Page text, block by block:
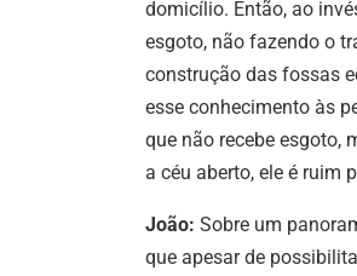
domicílio. Então, ao
esgoto, não fazendo o
construção das fossas
esse conhecimento às
que não recebe esgoto,
a céu aberto, ele é ruim
João: Sobre um
que apesar de